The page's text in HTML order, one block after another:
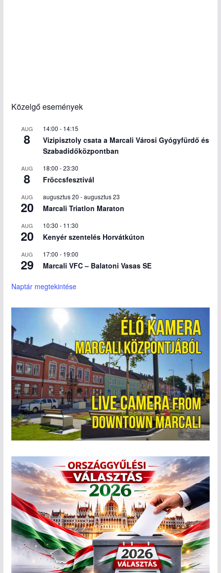
Közelgő események
AUG
8
14:00 - 14:15
Vizipisztoly csata a Marcali Városi Gyógyfürdő és
Szabadidőközpontban
AUG
8
18:00 -23:30
Fröccsfesztivál
AUG
20
augusztus 20 -augusztus 23
Marcali Triatlon Maraton
AUG
20
10:30 - 11:30
Kenyér szentelés Horvátkúton
AUG
29
17:00 - 19:00
Marcali VFC – Balatoni Vasas SE
Naptár megtekintése